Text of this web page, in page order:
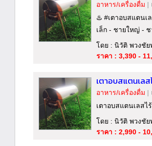
อาหาร/เครื่องดื่ม |
♨️ #เตาอบสแตนเ
เล็ก - ชายใหญ่ - ช
โดย : นิวัติ พวงชัย
ราคา : 3,390 -
เตาอบสแตนเล
อาหาร/เครื่องดื่ม |
เตาอบสแตนเลสไ
โดย : นิวัติ พวงชัย
ราคา : 2,990 -